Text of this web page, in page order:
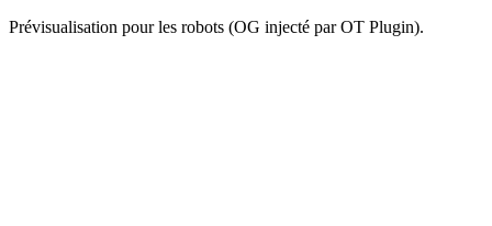
Prévisualisation pour les robots (OG injecté par OT Plugin).